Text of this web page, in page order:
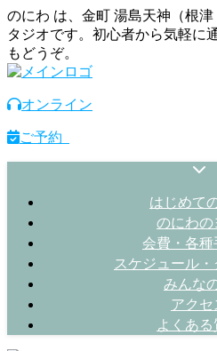
のにわ は、金町 湯島天神（根
タジオです。初心者から気軽に
もどうぞ。
オンライン
ご予約
はじめて
のにわ
会費・各種
スケジュール
みんな
アクセ
よくあ